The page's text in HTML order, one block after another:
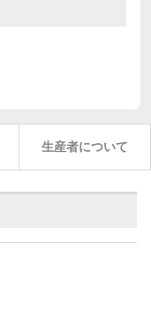
生産者について